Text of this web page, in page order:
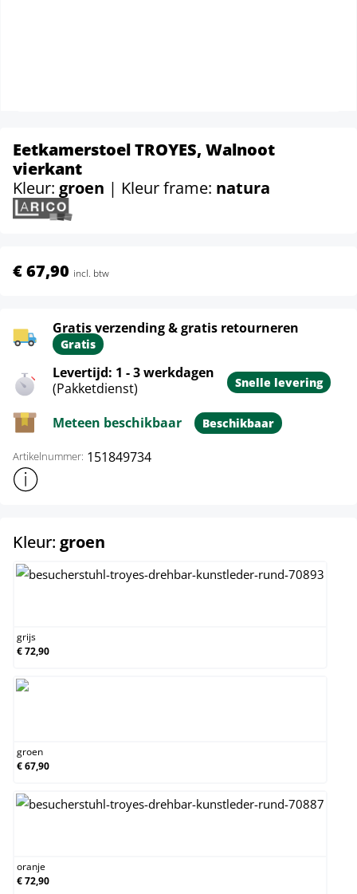
Eetkamerstoel TROYES, Walnoot
vierkant
Kleur: groen | Kleur frame: natura
€ 67,90 incl. btw
Gratis verzending & gratis retourneren
Gratis
Levertijd: 1 - 3 werkdagen
(Pakketdienst)
Snelle levering
Meteen beschikbaar Beschikbaar
Artikelnummer: 151849734
Toon meer productinformatie
Kleur: groen
grijs
€ 72,90
groen
€ 67,90
oranje
€ 72,90